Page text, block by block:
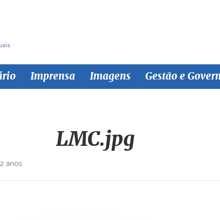
Imprensa Imagens Gestão e
LMC.jpg
anos